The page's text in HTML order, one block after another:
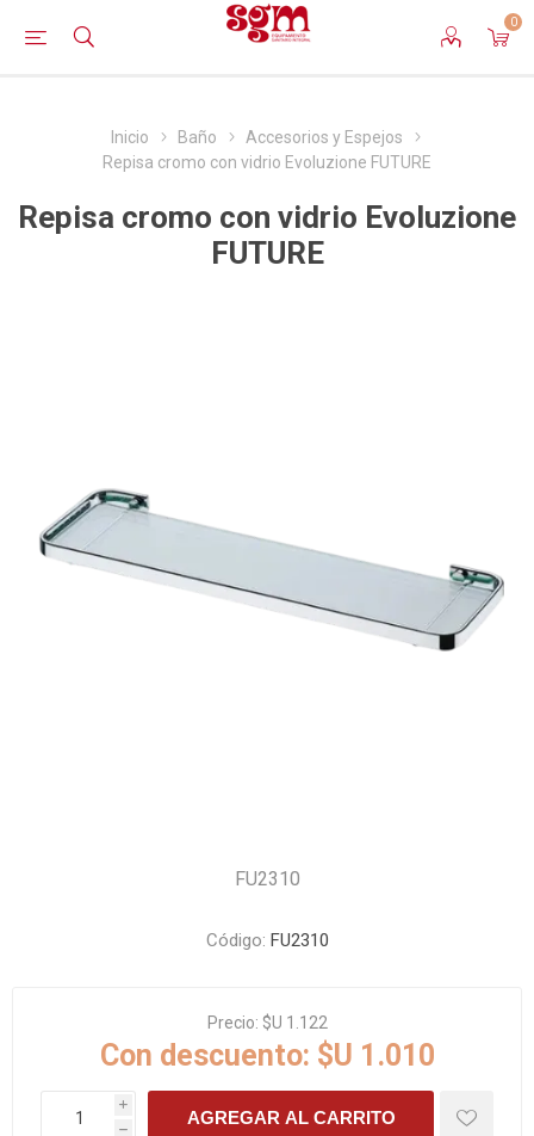
0
Inicio Baño
Accesorios y Espejos
Repisa cromo con vidrio Evoluzione FUTURE
Repisa cromo con vidrio Evoluzione
FUTURE
FU2310
Código: FU2310
Precio: $U 1.122
Con descuento: $U 1.010
i
h
AGREGAR AL CARRITO